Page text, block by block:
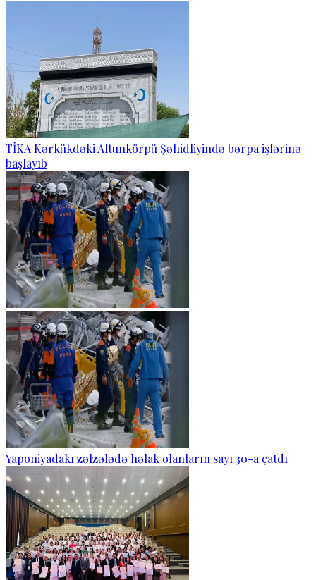
TİKA Kərkükdəki Altunkörpü Şəhidliyində bərpa işlərinə
başlayıb
Yaponiyadakı zəlzələdə həlak olanların sayı 30-a çatdı